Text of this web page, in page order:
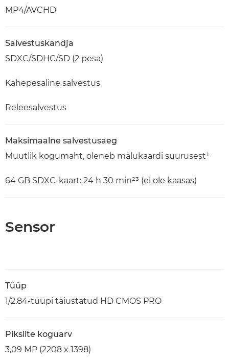
MP4/AVCHD
Salvestuskandja
SDXC/SDHC/SD (2 pesa)
Kahepesaline salvestus
Releesalvestus
Maksimaalne salvestusaeg
Muutlik kogumaht, oleneb mälukaardi suurusest¹
64 GB SDXC-kaart: 24 h 30 min²³ (ei ole kaasas)
Sensor
Tüüp
1/2.84-tüüpi täiustatud HD CMOS PRO
Pikslite koguarv
3,09 MP (2208 x 1398)